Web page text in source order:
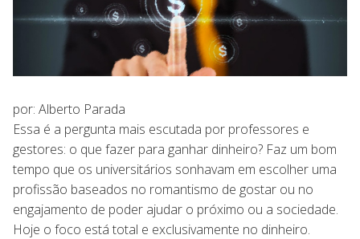
por: Alberto Parada
Essa é a pergunta mais escutada por professores e
gestores: o que fazer para ganhar dinheiro? Faz um bom
tempo que os universitários sonhavam em escolher uma
profissão baseados no romantismo de gostar ou no
engajamento de poder ajudar o próximo ou a sociedade.
Hoje o foco está total e exclusivamente no dinheiro.